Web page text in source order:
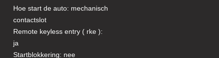
Hoe start de auto: mechanisch
contactslot
Remote keyless entry ( rke ):
ja
Startblokkering: nee